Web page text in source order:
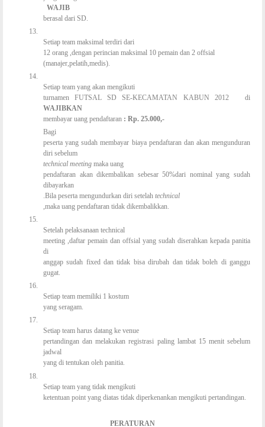
WAJIB
berasal dari SD.
13.
Setiap team maksimal terdiri dari
12 orang ,dengan perincian maksimal 10 pemain dan 2 offsial
(manajer,pelatih,medis).
14.
Setiap team yang akan mengikuti
turnamen FUTSAL SD SE-KECAMATAN KABUN 2012 di
WAJIBKAN
membayar uang pendaftaran : Rp. 25.000,-
Bagi
peserta yang sudah membayar biaya pendaftaran dan akan mengunduran
diri sebelum
technical meeting maka uang
pendaftaran akan dikembalikan sebesar 50%dari nominal yang sudah
dibayarkan
.Bila peserta mengundurkan diri setelah technical
,maka uang pendaftaran tidak dikembalikkan.
15.
Setelah pelaksanaan technical
meeting ,daftar pemain dan offsial yang sudah diserahkan kepada panitia
di
anggap sudah fixed dan tidak bisa dirubah dan tidak boleh di ganggu
gugat.
16.
Setiap team memiliki 1 kostum
yang seragam.
17.
Setiap team harus datang ke venue
pertandingan dan melakukan registrasi paling lambat 15 menit sebelum
jadwal
yang di tentukan oleh panitia.
18.
Setiap team yang tidak mengikuti
ketentuan point yang diatas tidak diperkenankan mengikuti pertandingan.
PERATURAN